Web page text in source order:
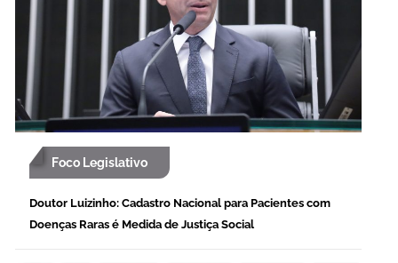
Foco Legislativo
Doutor Luizinho: Cadastro Nacional para Pacientes com
Doenças Raras é Medida de Justiça Social